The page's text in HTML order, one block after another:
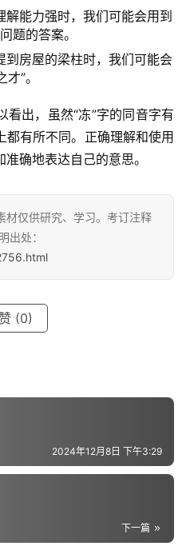
解能力强时，我们可能会用到
题的答案。
到房屋的梁柱时，我们可能会
”。
出，虽然“冻”字的同音字有
有所不同。正确理解和使用
确地表达自己的意思。
材仅供研究、学习。考订注释
出处：
赞 (0)
2024年12月8日 下午3:29
下一篇